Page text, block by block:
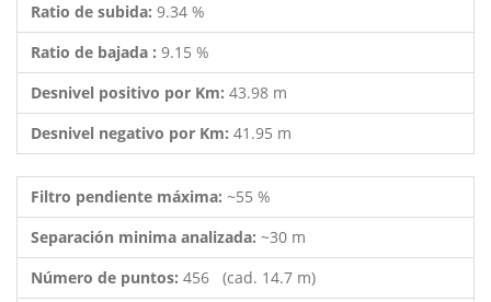
Ratio de subida: 9.34 %
Ratio de bajada : 9.15 %
Desnivel positivo por Km: 43.98 m
Desnivel negativo por Km: 41.95 m
Filtro pendiente máxima: ~55 %
Separación minima analizada: ~30 m
Número de puntos: 456 (cad. 14.7 m)